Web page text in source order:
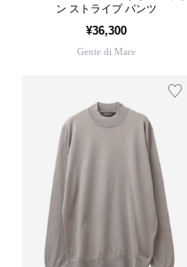
ン ストライプ パンツ
¥36,300
Gente di Mare